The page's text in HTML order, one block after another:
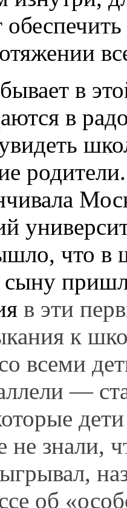
в
в
что в
сыну
в эти
к
всеми
—
не знали,
об